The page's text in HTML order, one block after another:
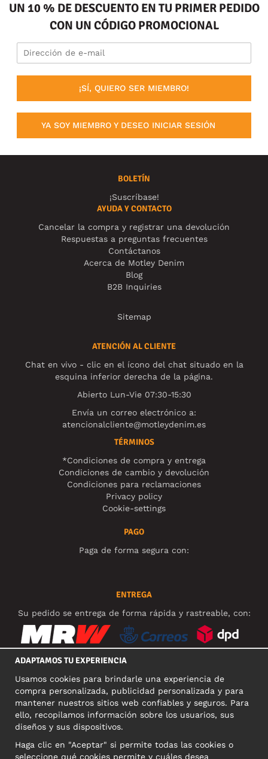
UN 10 % DE DESCUENTO EN TU PRIMER PEDIDO
CON UN CÓDIGO PROMOCIONAL
¡SÍ, QUIERO SER MIEMBRO!
YA SOY MIEMBRO Y DESEO INICIAR SESIÓN
BOLETÍN
¡Suscríbase!
AYUDA Y CONTACTO
Cancelar la compra y registrar una devolución
Respuestas a preguntas frecuentes
Contáctanos
Acerca de Motley Denim
Blog
B2B Inquiries
Sitemap
ATENCIÓN AL CLIENTE
Chat en vivo - clic en el ícono del chat situado en la
esquina inferior derecha de la página.
Abierto Lun-Vie 07:30-15:30
Envía un correo electrónico a:
atencionalcliente@motleydenim.es
TÉRMINOS
*Condiciones de compra y entrega
Condiciones de cambio y devolución
Condiciones para reclamaciones
Privacy policy
Cookie-settings
PAGO
Paga de forma segura con:
ENTREGA
Su pedido se entrega de forma rápida y rastreable, con:
REDES SOCIALES
DIRECCIÓN COMERCIAL
Motley Denim Europe OÜ
ADAPTAMOS TU EXPERIENCIA
Usamos cookies para brindarle una experiencia de
compra personalizada, publicidad personalizada y para
mantener nuestros sitios web confiables y seguros. Para
ello, recopilamos información sobre los usuarios, sus
diseños y sus dispositivos.
Haga clic en "Aceptar" si permite todas las cookies o
seleccione qué cookies permite y cuáles desea